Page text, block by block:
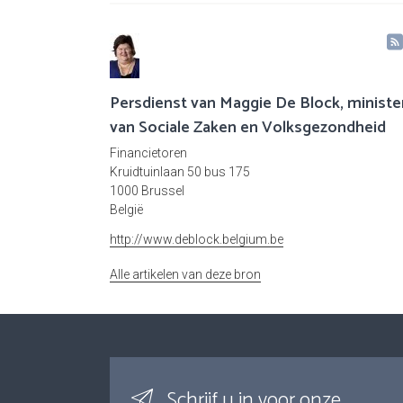
Persdienst van Maggie De Block,
van Sociale Zaken en Volksgezondheid
Financietoren
Kruidtuinlaan 50 bus 175
1000 Brussel
België
http://www.deblock.belgium.be
Alle artikelen van deze bron